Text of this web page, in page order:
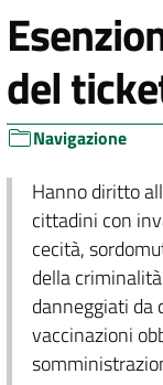
del
Navigazione
Hanno diritto
cittadini con
cecità,
della
danneggiati da
vaccinazioni